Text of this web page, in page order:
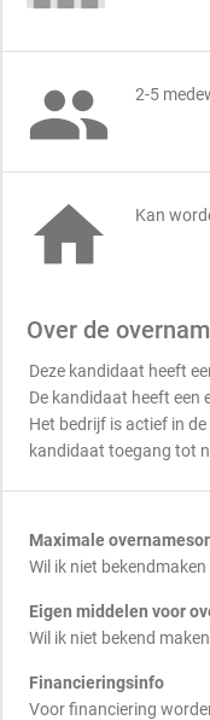
 2-5
 Kan
Over de
Deze kandidaat heeft
De kandidaat heeft een
Het bedrijf is actief in
kandidaat toegang tot
Maximale
Wil ik niet bekendmaken
Eigen middelen voor
Wil ik niet bekend maken
Financieringsinfo
Voor financiering